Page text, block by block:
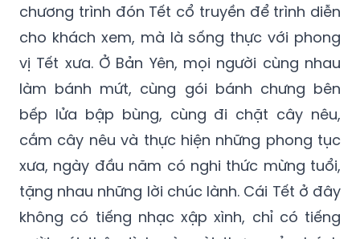
chương trình đón Tết cổ truyền để trình diễn
cho khách xem, mà là sống thực với phong
vị Tết xưa. Ở Bản Yên, mọi người cùng nhau
làm bánh mứt, cùng gói bánh chưng bên
bếp lửa bập bùng, cùng đi chặt cây nêu,
cắm cây nêu và thực hiện những phong tục
xưa, ngày đầu năm có nghi thức mừng tuổi,
tặng nhau những lời chúc lành. Cái Tết ở đây
không có tiếng nhạc xập xình, chỉ có tiếng